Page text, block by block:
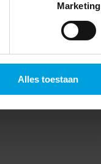
Marketing
Alles toestaan